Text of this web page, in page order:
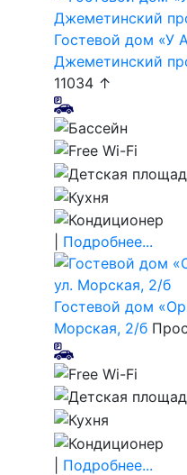
Гостевой дом «У
Джеметинский
11034 ↑
Подробнее...
Гостевой дом
Морская, 2/б
Подробнее...